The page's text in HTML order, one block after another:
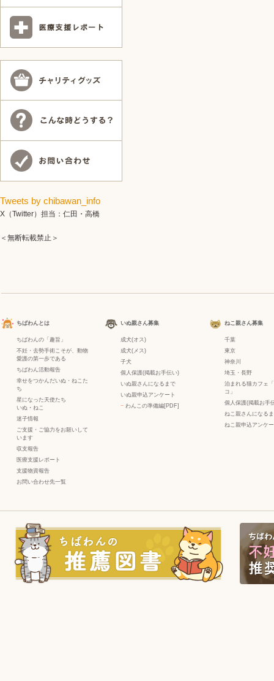
Tweets by chibawan_info
X（Twitter）担当：仁田・高橋
＜無断転載禁止＞
ちばわんとは
ちばわんの「趣旨」
不妊・去勢手術こそが、動物
愛護の第一歩である
ちばわん活動報告
幸せをつかんだいぬ・ねこた
ち
星になった天使たち
いぬ ・ ねこ
迷子情報
ご支援・ご協力をお願いして
います
収支報告
医療支援レポート
支援物資報告
お問い合わせ先一覧
いぬ親さん募集
成犬(オス)
成犬(メス)
子犬
個人保護(掲載お手伝い)
いぬ親さんになるまで
いぬ親申込アンケート
− わんこの準備編[PDF]
ねこ親さん募集
千葉
東京
神奈川
埼玉・長野
泊まれる猫カフェ
コ」
個人保護(掲載お手
ねこ親さんになる
ねこ親申込アンケ